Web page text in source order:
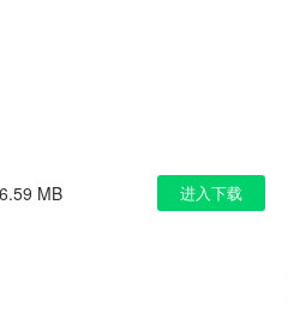
MB 进入下载